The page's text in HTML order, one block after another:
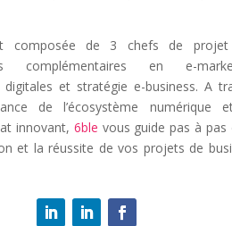
composée de 3 chefs de
complémentaires en e-
digitales et stratégie e-business. A
de l’écosystème numérique
innovant, 6ble vous guide pas à pas
et la réussite de vos projets de